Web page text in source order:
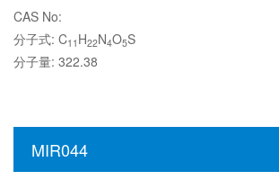
CAS No:
分子式: C11 H22N4O5S
分子量: 322.38
MIR044